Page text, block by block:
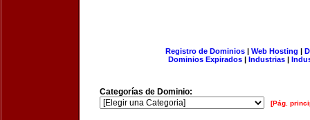
Registro de Dominios| Web Hosting |
Dominios Expirados | Industrias |
Categorías de Dominio:
[Pág.